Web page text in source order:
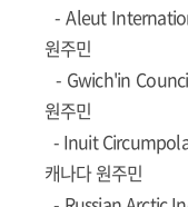
-Aleut
원주민
- Gwich'in
원주민
- Inuit
캐나다 원주민